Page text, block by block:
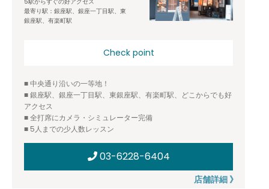
最寄り駅：銀座駅、銀座一丁目駅、東
銀座駅、有楽町駅
Check point
■ 中央通り沿いの一等地！
■ 銀座駅、銀座一丁目駅、東銀座駅、有楽町駅、どこからでも好
アクセス
■ 全打席にカメラ・シミュレーター完備
■ 5人までの少人数レッスン
03-6228-6404
店舗詳細 》